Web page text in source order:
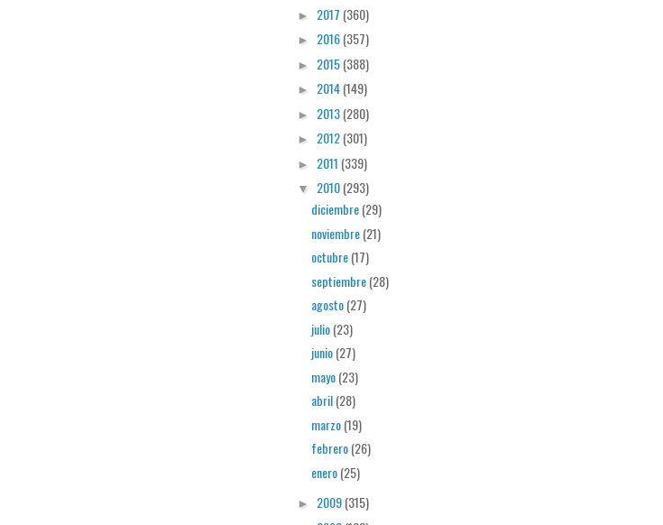
► 2017 (360)
► 2016(357)
► 2015(388)
► 2014(149)
► 2013(280)
► 2012(301)
► 2011 (339)
▼ 2010(293)
diciembre(29)
noviembre(21)
octubre(17)
septiembre(28)
agosto(27)
julio(23)
junio(27)
mayo(23)
abril(28)
marzo(19)
febrero(26)
enero(25)
► 2009(315)